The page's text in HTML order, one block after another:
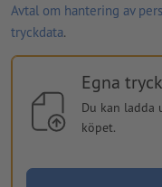
Avtal om hantering av
tryckdata.
Egna
Du kan ladda
köpet.